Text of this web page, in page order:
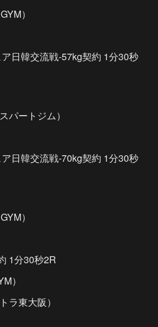
）
日韓交流戦-57kg契約 1分30秒
パートジム）
日韓交流戦-70kg契約 1分30秒
）
1分30秒2R
）
ラ東大阪）